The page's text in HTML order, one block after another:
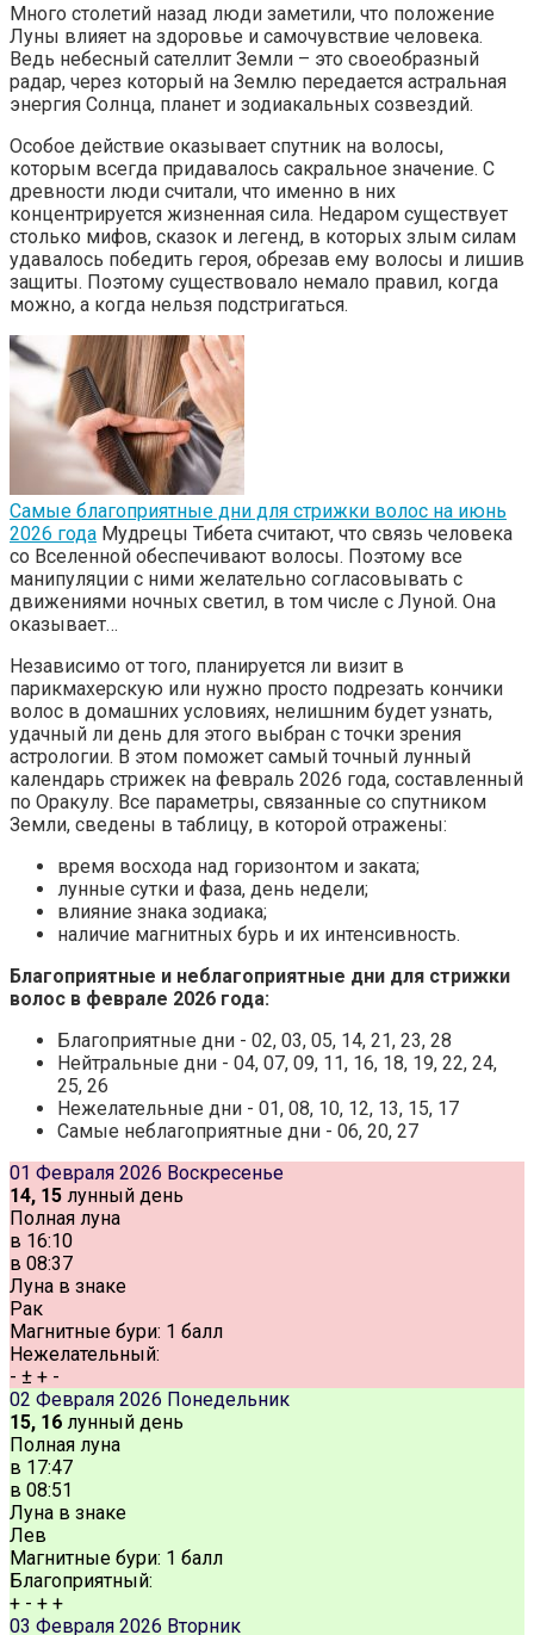
Много столетий назад люди заметили, что положение
Луны влияет на здоровье и самочувствие человека.
Ведь небесный сателлит Земли – это своеобразный
радар, через который на Землю передается астральная
энергия Солнца, планет и зодиакальных созвездий.
Особое действие оказывает спутник на волосы,
которым всегда придавалось сакральное значение. С
древности люди считали, что именно в них
концентрируется жизненная сила. Недаром существует
столько мифов, сказок и легенд, в которых злым силам
удавалось победить героя, обрезав ему волосы и лишив
защиты. Поэтому существовало немало правил, когда
можно, а когда нельзя подстригаться.
Самые благоприятные дни для стрижки волос на июнь
2026 года Мудрецы Тибета считают, что связь человека
со Вселенной обеспечивают волосы. Поэтому все
манипуляции с ними желательно согласовывать с
движениями ночных светил, в том числе с Луной. Она
оказывает…
Независимо от того, планируется ли визит в
парикмахерскую или нужно просто подрезать кончики
волос в домашних условиях, нелишним будет узнать,
удачный ли день для этого выбран с точки зрения
астрологии. В этом поможет самый точный лунный
календарь стрижек на февраль 2026 года, составленный
по Оракулу. Все параметры, связанные со спутником
Земли, сведены в таблицу, в которой отражены:
время восхода над горизонтом и заката;
лунные сутки и фаза, день недели;
влияние знака зодиака;
наличие магнитных бурь и их интенсивность.
Благоприятные и неблагоприятные дни для стрижки
волос в феврале 2026 года:
Благоприятные дни - 02, 03, 05, 14, 21, 23, 28
Нейтральные дни - 04, 07, 09, 11, 16, 18, 19, 22, 24,
25, 26
Нежелательные дни - 01, 08, 10, 12, 13, 15, 17
Самые неблагоприятные дни - 06, 20, 27
01 Февраля 2026 Воскресенье
14, 15 лунный день
Полная луна
в 16:10
в 08:37
Луна в знаке
Рак
Магнитные бури: 1 балл
Нежелательный:
- ± + -
02 Февраля 2026 Понедельник
15, 16 лунный день
Полная луна
в 17:47
в 08:51
Луна в знаке
Лев
Магнитные бури: 1 балл
Благоприятный:
+ - + +
03 Февраля 2026 Вторник